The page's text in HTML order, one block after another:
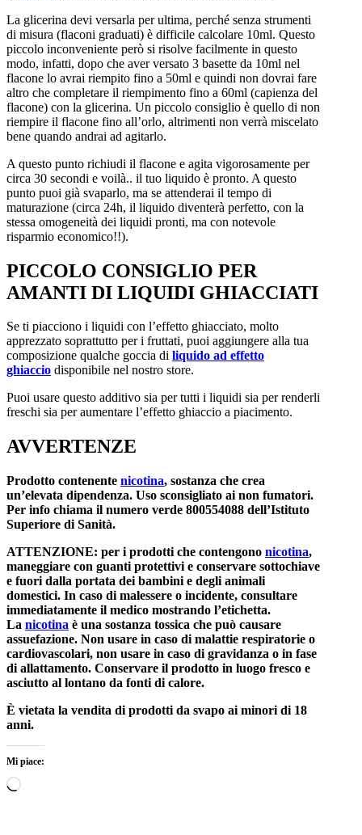
La glicerina devi versarla per ultima, perché senza strumenti
di misura (flaconi graduati) è difficile calcolare 10ml. Questo
piccolo inconveniente però si risolve facilmente in questo
modo, infatti, dopo che aver versato 3 basette da 10ml nel
flacone lo avrai riempito fino a 50ml e quindi non dovrai fare
altro che completare il riempimento fino a 60ml (capienza del
flacone) con la glicerina. Un piccolo consiglio è quello di non
riempire il flacone fino all’orlo, altrimenti non verrà miscelato
bene quando andrai ad agitarlo.
A questo punto richiudi il flacone e agita vigorosamente per
circa 30 secondi e voilà.. il tuo liquido è pronto. A questo
punto puoi già svaparlo, ma se attenderai il tempo di
maturazione (circa 24h, il liquido diventerà perfetto, con la
stessa omogeneità dei liquidi pronti, ma con notevole
risparmio economico!!).
PICCOLO CONSIGLIO PER
AMANTI DI LIQUIDI GHIACCIATI
Se ti piacciono i liquidi con l’effetto ghiacciato, molto
apprezzato soprattutto per i fruttati, puoi aggiungere alla tua
composizione qualche goccia di liquido ad effetto
ghiaccio disponibile nel nostro store.
Puoi usare questo additivo sia per tutti i liquidi sia per renderli
freschi sia per aumentare l’effetto ghiaccio a piacimento.
AVVERTENZE
Prodotto contenente nicotina, sostanza che crea
un’elevata dipendenza. Uso sconsigliato ai non fumatori.
Per info chiama il numero verde 800554088 dell’Istituto
Superiore di Sanità.
ATTENZIONE: per i prodotti che contengono nicotina,
maneggiare con guanti protettivi e conservare sottochiave
e fuori dalla portata dei bambini e degli animali
domestici. In caso di malessere o incidente, consultare
immediatamente il medico mostrando l’etichetta.
La nicotina è una sostanza tossica che può causare
assuefazione. Non usare in caso di malattie respiratorie o
cardiovascolari, non usare in caso di gravidanza o in fase
di allattamento. Conservare il prodotto in luogo fresco e
asciutto al lontano da fonti di calore.
È vietata la vendita di prodotti da svapo ai minori di 18
anni.
Mi piace:
Caricamento